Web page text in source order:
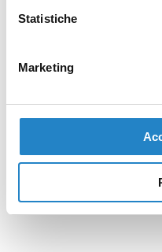
Statistiche
Marketing